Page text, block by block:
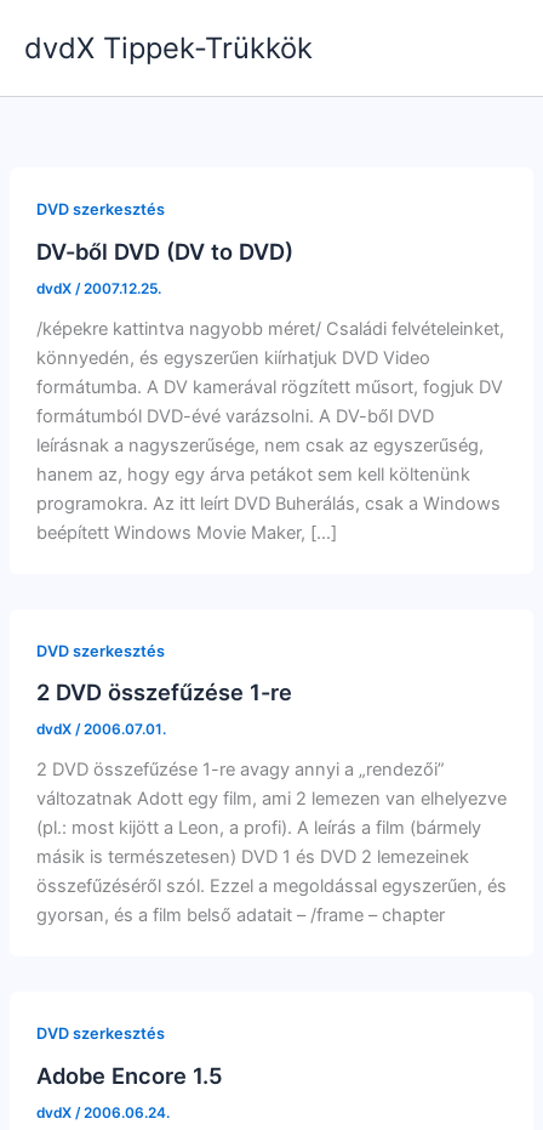
dvdX Tippek-Trükkök
DVD szerkesztés
DV-ből DVD (DV to DVD)
dvdX /2007.12.25.
/képekre kattintva nagyobb méret/ Családi felvételeinket,
könnyedén, és egyszerűen kiírhatjuk DVD Video
formátumba. A DV kamerával rögzített műsort, fogjuk DV
formátumból DVD-évé varázsolni. A DV-ből DVD
leírásnak a nagyszerűsége, nem csak az egyszerűség,
hanem az, hogy egy árva petákot sem kell költenünk
programokra. Az itt leírt DVD Buherálás, csak a Windows
beépített Windows Movie Maker, […]
DVD szerkesztés
2 DVD összefűzése 1-re
dvdX /2006.07.01.
2 DVD összefűzése 1-re avagy annyi a „rendezői”
változatnak Adott egy film, ami 2 lemezen van elhelyezve
(pl.: most kijött a Leon, a profi). A leírás a film (bármely
másik is természetesen) DVD 1 és DVD 2 lemezeinek
összefűzéséről szól. Ezzel a megoldással egyszerűen, és
gyorsan, és a film belső adatait – /frame – chapter
DVD szerkesztés
Adobe Encore 1.5
dvdX /2006.06.24.